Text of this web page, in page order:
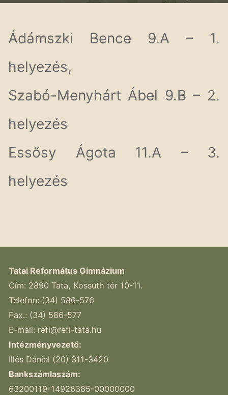
Ádámszki Bence 9.A – 1.
helyezés,
Szabó-Menyhárt Ábel 9.B – 2.
helyezés
Essősy Ágota 11.A – 3.
helyezés
Tatai Református Gimnázium
Cím: 2890 Tata, Kossuth tér 10-11.
Telefon: (34) 586-576
Fax.: (34) 586-577
E-mail: refi@refi-tata.hu
Intézményvezető:
Illés Dániel (20) 311-3420
Bankszámlaszám:
63200119-14926385-00000000